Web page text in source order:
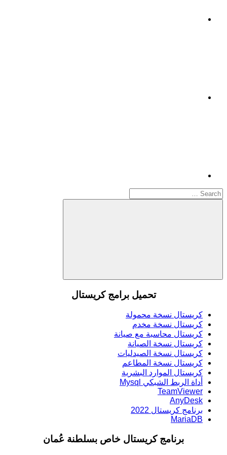
Search
for:
Search
تحميل برامج كريستال
كريستال نسخة محمولة
كريستال نسخة مخدم
كريستال محاسبة مع صيانة
كريستال نسخة الصيانة
كريستال نسخة الصيدليات
كريستال نسخة المطاعم
كريستال الموارد البشرية
أداة الربط الشبكي Mysql
TeamViewer
AnyDesk
برنامج كريستال 2022
MariaDB
برنامج كريستال خاص بسلطنة عُمان